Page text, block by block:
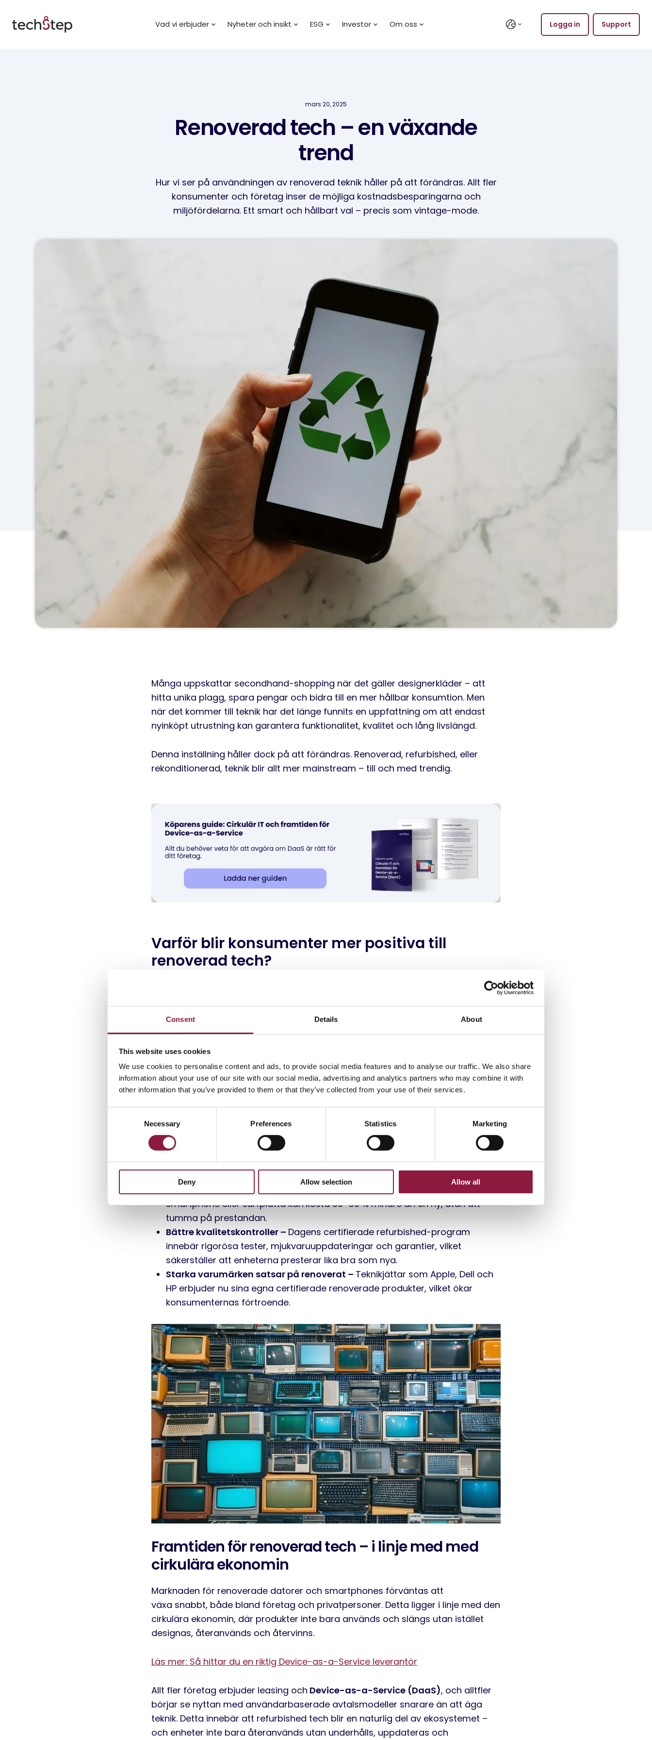
Consent Details About
This website uses cookies
We use cookies to personalise content and ads, to provide social media features and to analyse our traffic. We also share
information about your use of our site with our social media, advertising and analytics partners who may combine it with
other information that you’ve provided to them or that they’ve collected from your use of their services.
e
Necessary Preferences Statistics Marketing
Deny Allow selection Allow all
Vad vi erbjuder Nyheter och insikt ESG Investor Om oss Support
Logga in
mars 20, 2025
Renoverad tech – en växande
trend
Hur vi ser på användningen av renoverad teknik håller på att förändras. Allt fler
konsumenter och företag inser de möjliga kostnadsbesparingarna och
miljöfördelarna. Ett smart och hållbart val – precis som vintage-mode.
Många uppskattar secondhand-shopping när det gäller designerkläder – att
hitta unika plagg, spara pengar och bidra till en mer hållbar konsumtion. Men
när det kommer till teknik har det länge funnits en uppfattning om att endast
nyinköpt utrustning kan garantera funktionalitet, kvalitet och lång livslängd.
Denna inställning håller dock på att förändras. Renoverad, refurbished, eller
rekonditionerad, teknik blir allt mer mainstream – till och med trendig.
Varför blir konsumenter mer positiva till
renoverad tech?
Under lång tid har renoverad teknik mötts av skepsis. Många har oroat sig för
föråldrad programvara, opålitlig hårdvara och att det saknades garantier.
Med förändrade konsumentbeteenden och förbättrade processer för
renovering gör att dessa fördomar är på väg att försvinna. Enligt en studie av
Kearney är nästan 80 % av konsumenterna öppna för att köpa renoverad
elektronik, så länge enheterna lever upp till förväntningarna på driftsäkerhet och
prestanda.
Flera faktorer driver denna förändring
Ökad medvetenhet om hållbarhet –
Fler inser den negativa miljöpåverkan
från e-avfall. Att köpa renoverad teknik minskar elektroniskt skrot och
förlänger livscykeln på enheter.
Stora kostnadsbesparingar –En högkvalitativ och renoverad laptop,
smartphone eller surfplatta kankosta 30–50 % mindre än en ny, utan att
tumma på prestandan.
Bättre kvalitetskontroller – Dagens certifierade refurbished-program
innebär rigorösa tester, mjukvaruuppdateringar och garantier, vilket
säkerställer att enheterna presterar lika bra som nya.
Starka varumärken satsar på renoverat – Teknikjättar som Apple, Dell och
HP erbjuder nu sina egna certifierade renoverade produkter, vilket ökar
konsumenternas förtroende.
Framtiden för renoverad tech – i linje med med
cirkulära ekonomin
Marknaden för renoverade datorer och smartphones förväntas att
växa snabbt, både bland företag och privatpersoner. Detta ligger i linje med den
cirkulära ekonomin, där produkter inte bara används och slängs utan istället
designas, återanvänds och återvinns.
Läs mer: Så hittar du en riktig Device-as-a-Service leverantör
Allt fler företag erbjuder leasing och Device-as-a-Service (DaaS), och alltfler
börjar se nyttan med användarbaserade avtalsmodeller snarare än att äga
teknik. Detta innebär att refurbished tech blir en naturlig del av ekosystemet –
och enheter inte bara återanvänds utan underhålls, uppdateras och